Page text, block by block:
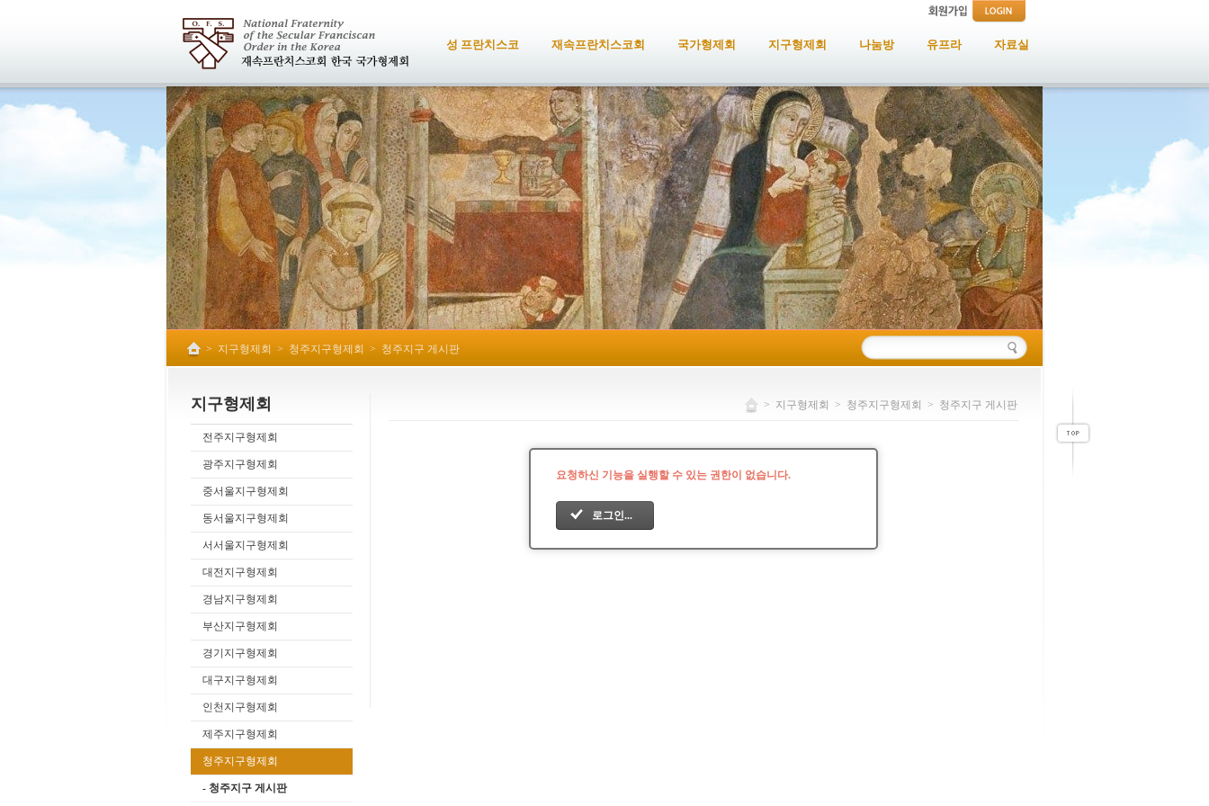
성 프란치스코 재속프란치스코회 국가형제회 지구형제회 나눔방 유프라 자료실
> 지구형제회 > 청주지구형제회 > 청주지구 게시판
> 지구형제회 > 청주지구형제회 > 청주지구 게시판
요청하신 기능을 실행할 수 있는 권한이 없습니다.
로그인...
지구형제회
전주지구형제회
광주지구형제회
중서울지구형제회
동서울지구형제회
서서울지구형제회
대전지구형제회
경남지구형제회
부산지구형제회
경기지구형제회
대구지구형제회
인천지구형제회
제주지구형제회
청주지구형제회
- 청주지구 게시판